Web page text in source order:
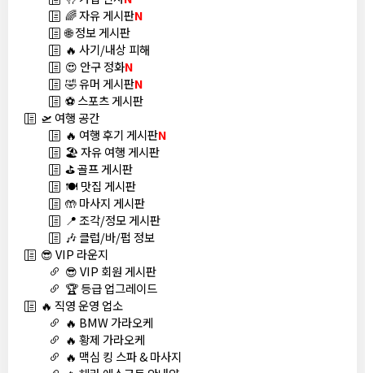
🌈 자유 게시판N
🌐 정보 게시판
🔥 사기/내상 피해
😍 안구 정화N
🤣 유머 게시판N
⚽ 스포츠 게시판
🛫 여행 공간
🔥 여행 후기 게시판N
🏖️ 자유 여행 게시판
⛳ 골프 게시판
🍽️ 맛집 게시판
🤲 마사지 게시판
📍 조각/정모 게시판
🎶 클럽/바/펍 정보
😎 VIP 라운지
😎 VIP 회원 게시판
🏆 등급 업그레이드
🔥 직영 운영 업소
🔥 BMW 가라오케
🔥 황제 가라오케
🔥 맥심 킹 스파 & 마사지